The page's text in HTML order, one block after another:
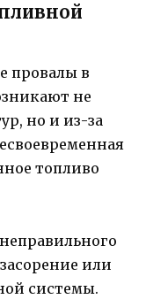
провалы в
не
но и из-за
топливо
или
системы.